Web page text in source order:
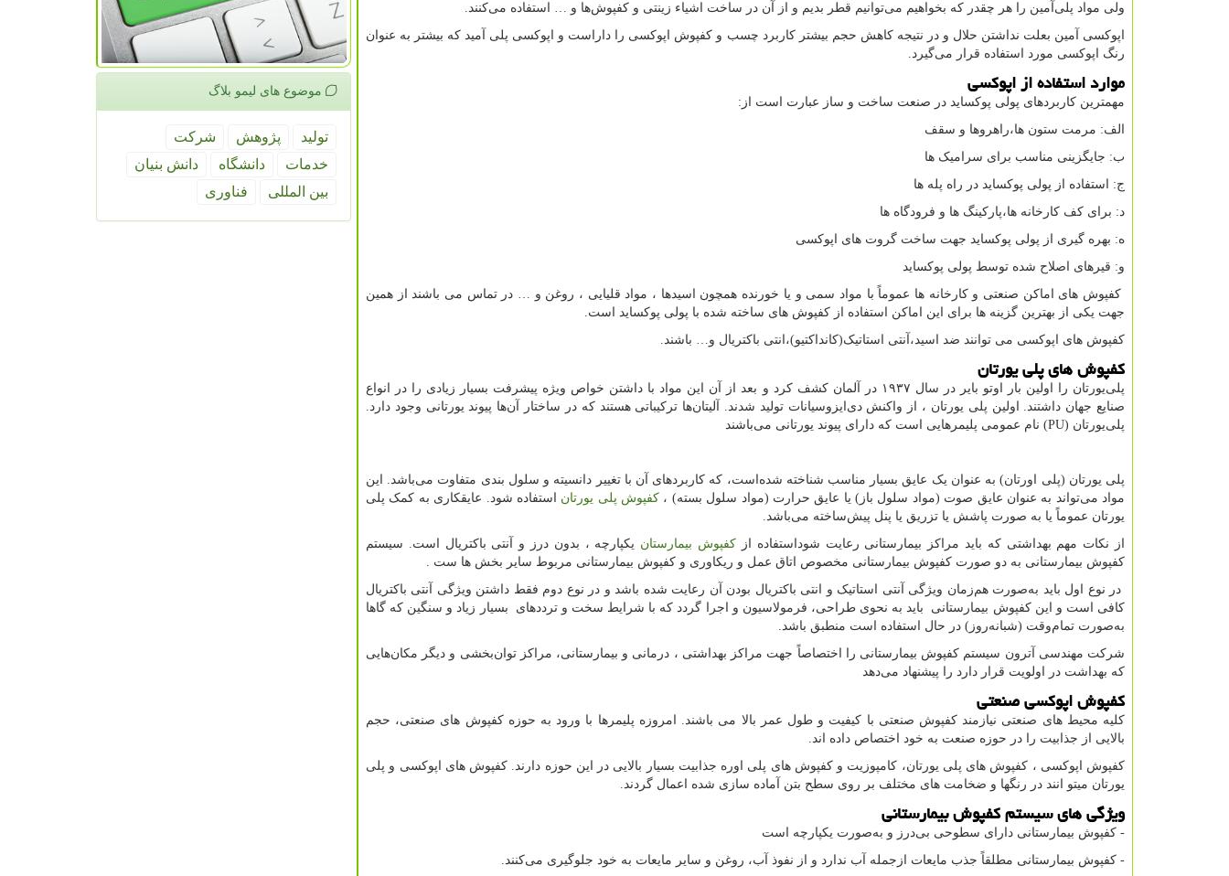
ولی مواد پلی‌آمین را هر چقدر که بخواهیم می‌توانیم قطر بدیم و از آن در ساخت اشیاء زینتی و کفپوش‌ها و … استفاده می‌کنند.
اپوکسی آمین بعلت نداشتن حلال و در نتیجه کاهش حجم بیشتر کاربرد چسب و کفپوش اپوکسی را داراست و اپوکسی پلی آمید که بیشتر به عنوان
رنگ اپوکسی مورد استفاده قرار می‌گیرد.
موارد استفاده از اپوکسی
مهمترین کاربردهای پولی پوکساید در صنعت ساخت و ساز عبارت است از:
الف: مرمت ستون ها،راهروها و سقف
ب: جایگزینی مناسب برای سرامیک ها
ج: استفاده از پولی پوکساید در راه پله ها
د: برای کف کارخانه ها،پارکینگ ها و فرودگاه ها
ه: بهره گیری از پولی پوکساید جهت ساخت گروت های اپوکسی
و: قیرهای اصلاح شده توسط پولی پوکساید
کفپوش های اماکن صنعتی و کارخانه ها عموماً با مواد سمی و یا خورنده همچون اسیدها ، مواد قلیایی ، روغن و … در تماس می باشند از همین
جهت یکی از بهترین گزینه ها برای این اماکن استفاده از کفپوش های ساخته شده با پولی پوکساید است.
کفپوش های اپوکسی می توانند ضد اسید،آنتی استاتیک(کانداکتیو)،انتی باکتریال و… باشند.
کفپوش های پلی یورتان
پلی‌یورتان را اولین بار اوتو بایر در سال ۱۹۳۷ در آلمان کشف کرد و بعد از آن این مواد با داشتن خواص ویژه پیشرفت بسیار زیادی را در انواع
صنایع جهان داشتند. اولین پلی ‌یورتان ، از واکنش دی‌ایزوسیانات تولید شدند. آلیتان‌ها ترکیباتی هستند که در ساختار آن‌ها پیوند یورتانی وجود دارد.
پلی‌یورتان (PU) نام عمومی پلیمرهایی است که دارای پیوند یورتانی می‌باشند
پلی یورتان (پلی اورتان) به عنوان یک عایق بسیار مناسب شناخته شده‌است، که کاربردهای آن با تغییر دانسیته و سلول بندی متفاوت می‌باشد. این
مواد می‌تواند به عنوان عایق صوت (مواد سلول باز) یا عایق حرارت (مواد سلول بسته) ، کفپوش پلی یورتان استفاده شود. عایقکاری به کمک پلی
یورتان عموماً یا به صورت پاشش یا تزریق یا پنل پیش‌ساخته می‌باشد.
از نکات مهم بهداشتی که باید مراکز بیمارستانی رعایت شوداستفاده از کفپوش بیمارستان یکپارچه ، بدون درز و آنتی باکتریال است. سیستم
کفپوش بیمارستانی به دو صورت کفپوش بیمارستانی مخصوص اتاق عمل و ریکاوری و کفپوش بیمارستانی مربوط سایر بخش ها ست .
در نوع اول باید به‌صورت هم‌زمان ویژگی آنتی استاتیک و انتی باکتریال بودن آن رعایت شده باشد و در نوع دوم فقط داشتن ویژگی آنتی باکتریال
کافی است و این کفپوش بیمارستانی باید به نحوی طراحی، فرمولاسیون و اجرا گردد که با شرایط سخت و ترددهای بسیار زیاد و سنگین که گاها
به‌صورت تمام‌وقت (شبانه‌روز) در حال استفاده است منطبق باشد.
شرکت مهندسی آترون سیستم کفپوش بیمارستانی را اختصاصاً جهت مراکز بهداشتی ، درمانی و بیمارستانی، مراکز توان‌بخشی و دیگر مکان‌هایی
که بهداشت در اولویت قرار دارد را پیشنهاد می‌دهد
کفپوش اپوکسی صنعتی
کلیه محیط های صنعتی نیازمند کفپوش صنعتی با کیفیت و طول عمر بالا می باشند. امروزه پلیمرها با ورود به حوزه کفپوش های صنعتی، حجم
بالایی از جذابیت را در حوزه صنعت به خود اختصاص داده اند.
کفپوش اپوکسی ، کفپوش های پلی یورتان، کامپوزیت و کفپوش های پلی اوره جذابیت بسیار بالایی در این حوزه دارند. کفپوش های اپوکسی و پلی
یورتان میتو انند در رنگها و ضخامت های مختلف بر روی سطح بتن آماده سازی شده اعمال گردند.
ویژگی های سیستم کفپوش بیمارستانی
- کفپوش بیمارستانی دارای سطوحی بی‌درز و به‌صورت یکپارچه است
- کفپوش بیمارستانی مطلقاً جذب مایعات ازجمله آب ندارد و از نفوذ آب، روغن و سایر مایعات به خود جلوگیری می‌کنند.
موضوع های لیمو بلاگ
تولید پژوهش
شركت
خدمات
دانشگاه
دانش بنیان
بین المللی
فناوری